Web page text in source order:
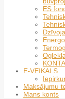
ES
E-VEIKALS
Maksājumu
Mans konts